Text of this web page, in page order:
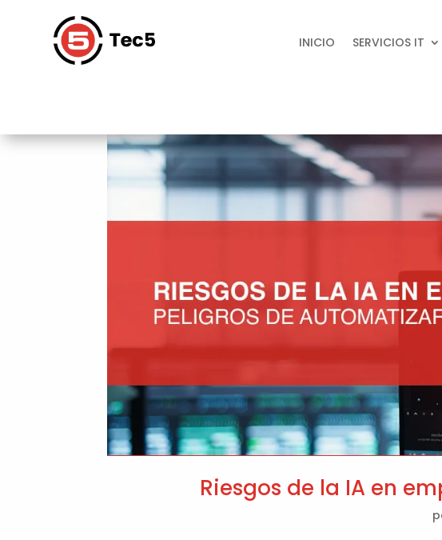
INICIO SERVICIOS IT
Riesgos de la IA en